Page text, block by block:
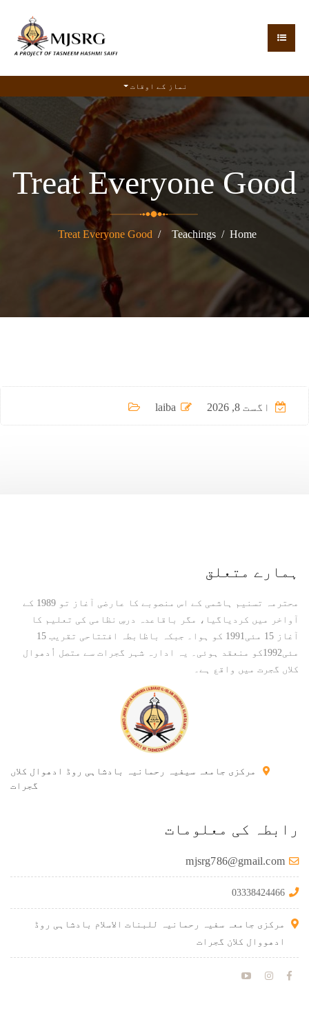
نماز کے اوقات
Treat Everyone Good
Home
Teachings
Treat Everyone Good
اگست 8, 2026 laiba
ہمارے متعلق
محترمہ تسنیم ہاشمی کے اس منصوبے کا عارضی آغاز تو 1989 کے
آواخر میں کردیاگیا، مگر باقاعدہ درسِ نظامی کی تعلیم کا
آغاز 15 مئی1991 کو ہوا۔ جبکہ باظابطہ افتتاحی تقریب 15
مئی1992کو منعقد ہوئی۔ یہ ادارہ شہر گجرات سے متصل اُدھوال
کلاں گجرت میں واقع ہے۔
مرکزی جامعہ سیفیہ رحمانیہ بادشاہی روڈ ادھوال کلاں
گجرات
رابطہ کی معلومات
mjsrg786@gmail.com
03338424466
مرکزی جامعہ سفیہ رحمانیہ للبنات الاسلام بادشاہی روڈ
ادھووال کلان گجرات